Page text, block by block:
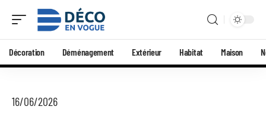
Décoration Déménagement Extérieur Habitat Maison
16/06/2026